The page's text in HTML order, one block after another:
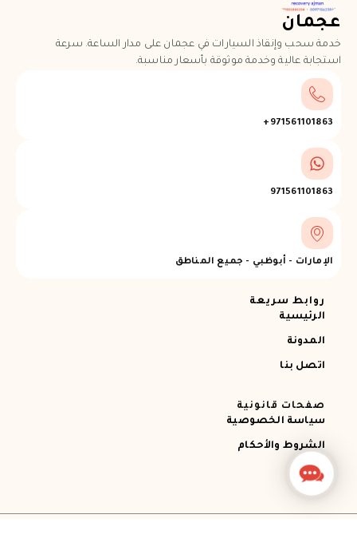
عجمان
خدمة سحب وإنقاذ السيارات في عجمان على مدار الساعة. سرعة
استجابة عالية وخدمة موثوقة بأسعار مناسبة.
971561101863+
971561101863
الإمارات - أبوظبي - جميع المناطق
روابط سريعة
الرئيسية
المدونة
اتصل بنا
صفحات قانونية
سياسة الخصوصية
الشروط والأحكام
Contact
Us